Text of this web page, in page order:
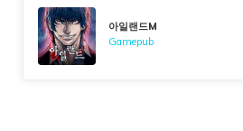
아일랜드M
Gamepub